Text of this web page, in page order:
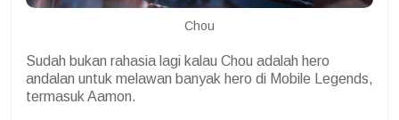
Chou
Sudah bukan rahasia lagi kalau Chou adalah hero
andalan untuk melawan banyak hero di Mobile Legends,
termasuk Aamon.